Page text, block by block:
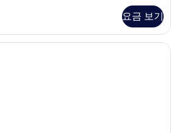
요금 보기
아파트, 침실 1개, 발코니 | 거실 공간 |